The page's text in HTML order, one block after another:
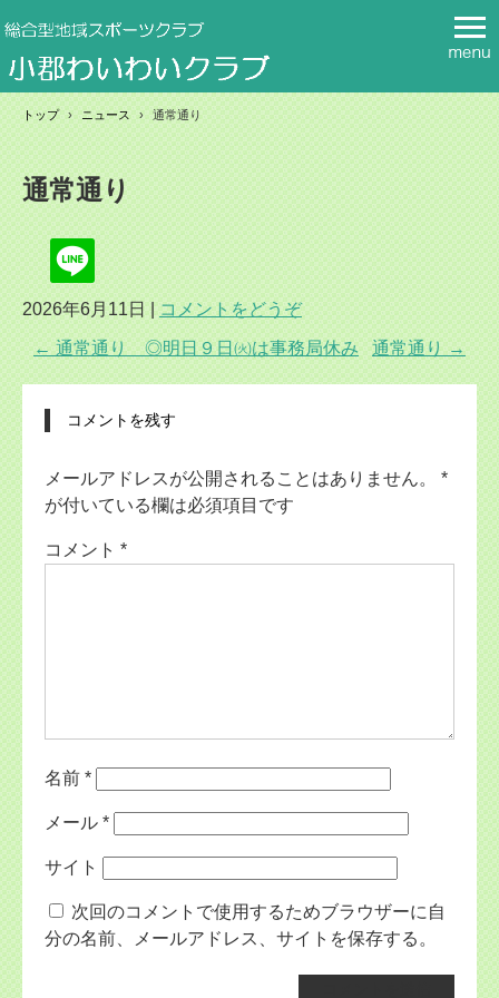
トップ › ニュース › 通常通り
通常通り
2026年6月11日 |コメントをどうぞ
←通常通り ◎明日９日㈫は事務局休み 通常通り→
コメントを残す
メールアドレスが公開されることはありません。
*
が付いている欄は必須項目です
コメント *
名前 *
メール *
サイト
次回のコメントで使用するためブラウザーに自
分の名前、メールアドレス、サイトを保存する。